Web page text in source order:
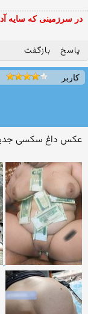
در سرزمینی که سایه
پاسخ بازگفت
کاربر
عکس داغ سکسی جدید